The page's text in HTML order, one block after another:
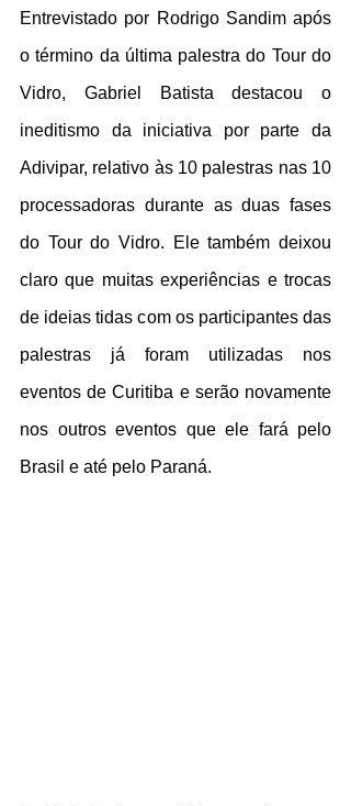
Entrevistado por Rodrigo Sandim após
o término da última palestra do Tour do
Vidro, Gabriel Batista destacou o
ineditismo da iniciativa por parte da
Adivipar, relativo às 10 palestras nas 10
processadoras durante as duas fases
do Tour do Vidro. Ele também deixou
claro que muitas experiências e trocas
de ideias tidas com os participantes das
palestras já foram utilizadas nos
eventos de Curitiba e serão novamente
nos outros eventos que ele fará pelo
Brasil e até pelo Paraná.